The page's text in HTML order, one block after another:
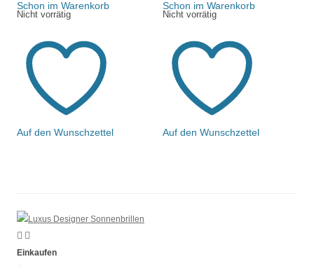
Schon im Warenkorb
Nicht vorrätig
Auf den Wunschzettel
Schon im Warenkorb
Nicht vorrätig
Auf den Wunschzettel
Einkaufen